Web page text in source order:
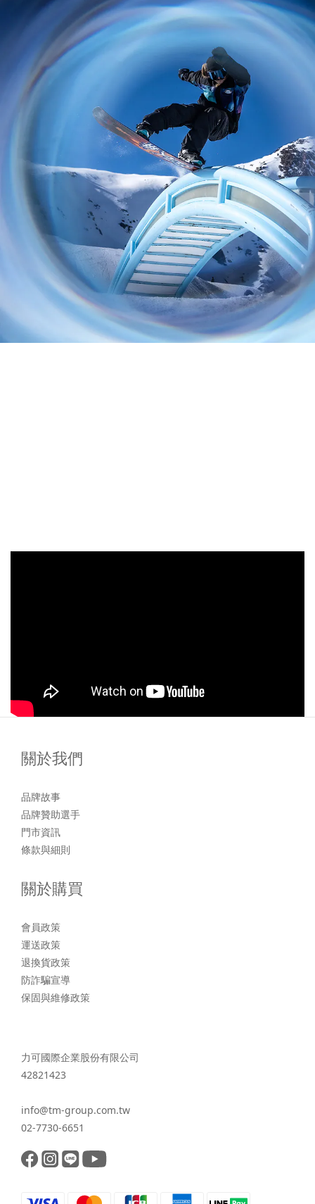
關於我們
品牌故事
品牌贊助選手
門市資訊
條款與細則
關於購買
會員政策
運送政策
退換貨政策
防詐騙宣導
保固與維修政策
力可國際企業股份有限公司
42821423
info@tm-group.com.tw
02-7730-6651